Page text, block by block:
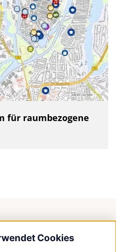
Cookies
für raumbezogene